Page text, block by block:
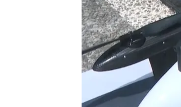
material
Compartir
En el Hospital
tareas de